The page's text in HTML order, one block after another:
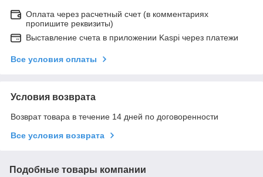
Оплата через расчетный счет (в комментариях
пропишите реквизиты)
Выставление счета в приложении Kaspi через платежи
Все условия оплаты
Условия возврата
Возврат товара в течение 14 дней по договоренности
Все условия возврата
Подобные товары компании